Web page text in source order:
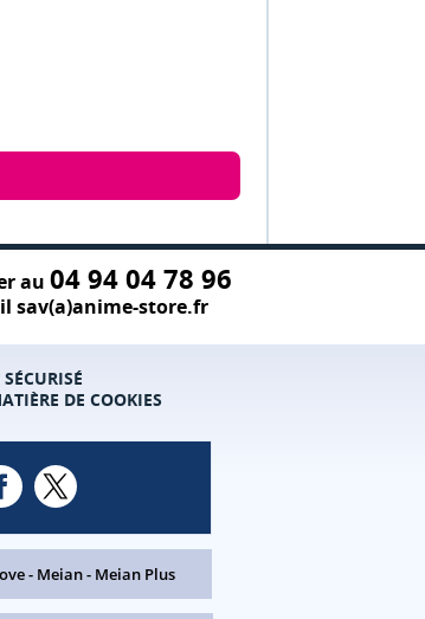
au 04 94 04 78 96
sav(a)anime-store.fr
DE COOKIES
- Meian- Meian Plus